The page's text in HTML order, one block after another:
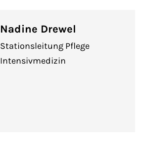
Nadine Drewel
Stationsleitung Pflege
Intensivmedizin